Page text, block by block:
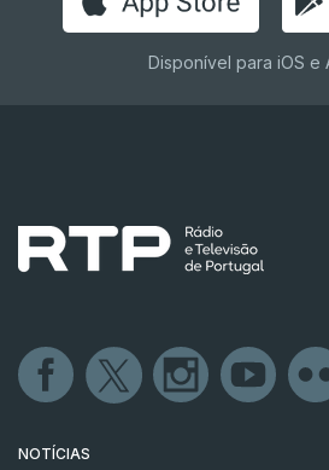
Disponível para iOS e
NOTÍCIAS